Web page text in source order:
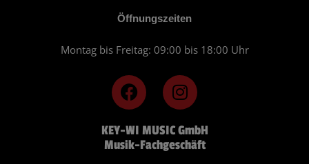
KEY-WI MUSIC GmbH
Musik-Fachgeschäft
F
a
c
e
b
I
n
s
t
a
Öffnungszeiten
Montag bis Freitag: 09:00 bis 18:00 Uhr